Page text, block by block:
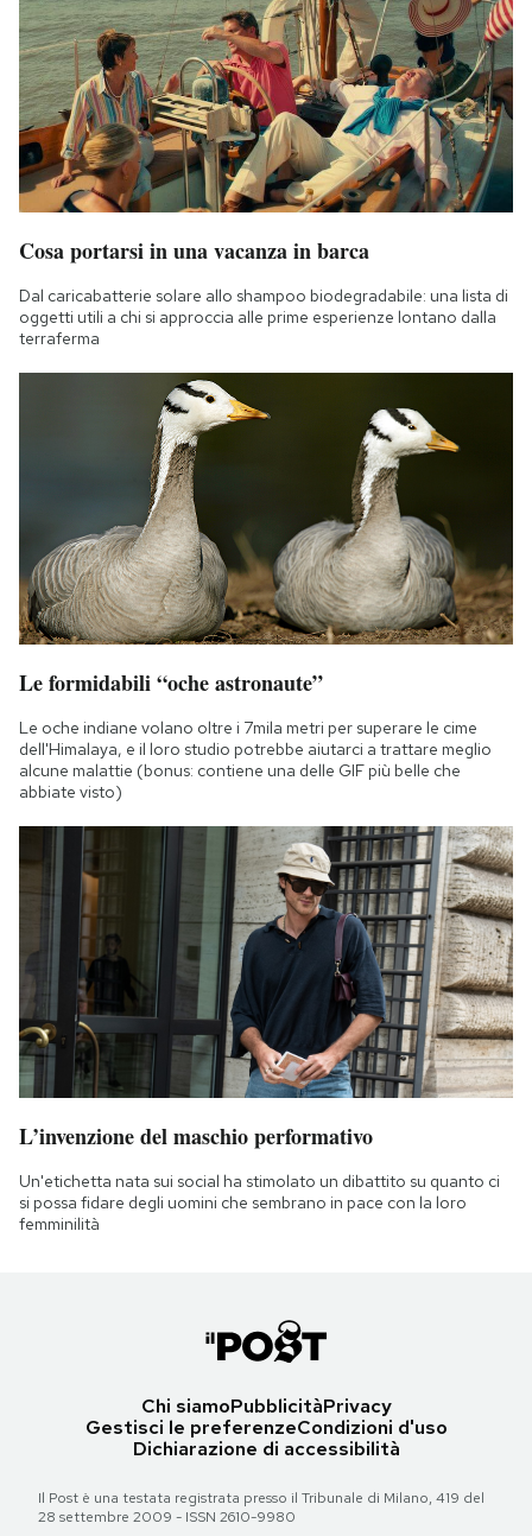
Cosa portarsi in una vacanza in barca
Dal caricabatterie solare allo shampoo biodegradabile: una lista di
oggetti utili a chi si approccia alle prime esperienze lontano dalla
terraferma
Le formidabili “oche astronaute”
Le oche indiane volano oltre i 7mila metri per superare le cime
dell'Himalaya, e il loro studio potrebbe aiutarci a trattare meglio
alcune malattie (bonus: contiene una delle GIF più belle che
abbiate visto)
L’invenzione del maschio performativo
Un'etichetta nata sui social ha stimolato un dibattito su quanto ci
si possa fidare degli uomini che sembrano in pace con la loro
femminilità
Chi siamoPubblicitàPrivacy
Gestisci le preferenzeCondizioni d'uso
Dichiarazione di accessibilità
Il Post è una testata registrata presso il Tribunale di Milano, 419 del
28 settembre 2009 - ISSN 2610-9980